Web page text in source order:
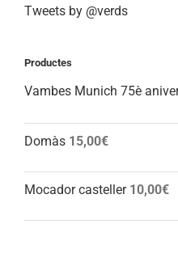
Tweets by @verds
Productes
Vambes Munich 75è
Domàs 15,00€
Mocador casteller 10,00€